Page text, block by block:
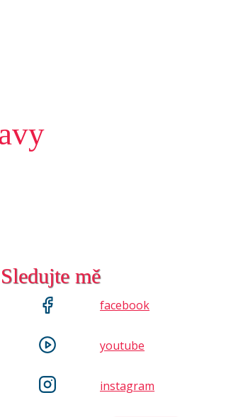
Sledujte mě
facebook
youtube
instagram